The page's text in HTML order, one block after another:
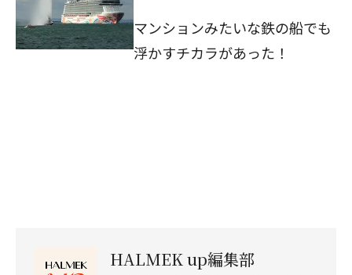
マンションみたいな鉄の船でも
浮かすチカラがあった！
HALMEK up編集部